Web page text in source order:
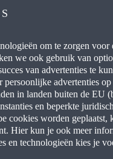
om te zorgen voor
we ook gebruik van
van advertenties te
advertenties
in landen buiten de EU
en beperkte
cookies worden geplaatst,
Hier kun je ook meer
en technologieën kies je